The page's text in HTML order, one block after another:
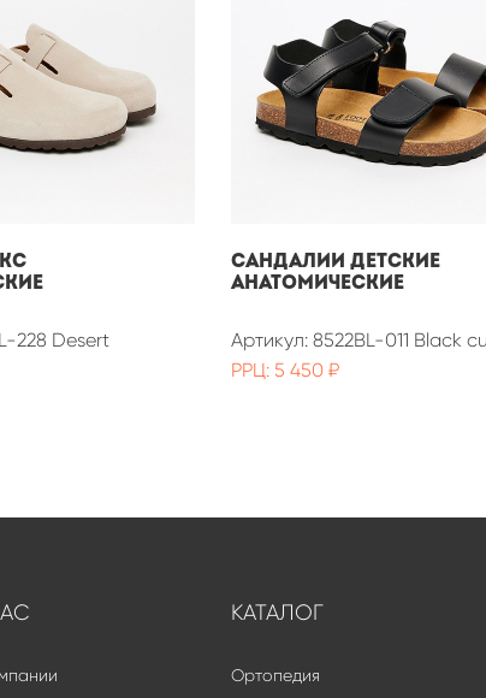
228 Desert
Сандалии детские
анатомические
Артикул: 8522BL-011 Black
РРЦ: 5 450 ₽
КАТАЛОГ
Ортопедия